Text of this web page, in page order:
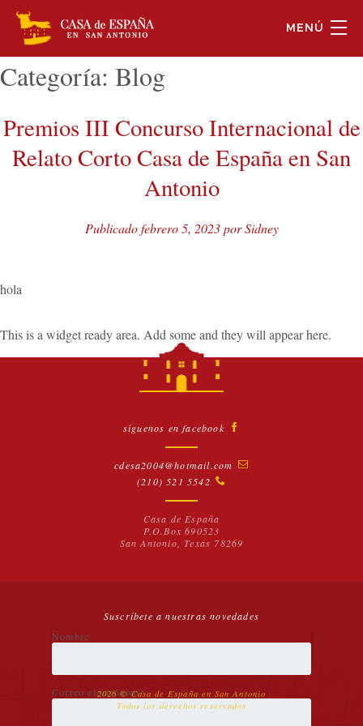
MENÚ
EVENTOS
ACTIVIDADES FAMILIARES
BLOG
ENLACES
FACEBOOK
Categoría: Blog
Premios III Concurso Internacional de
Relato Corto Casa de España en San
Antonio
Publicadofebrero 5, 2023 por Sidney
hola
This is a widget ready area. Add some and they will appear here.
síguenos en facebook
cdesa2004@hotmail.com
(210) 521 5542
Casa de España
P.O.Box 690523
San Antonio, Texas 78269
Suscríbete a nuestras novedades
Nombre
Correo electrónico*2026 © Casa de España en San Antonio
Todos los derechos reservados